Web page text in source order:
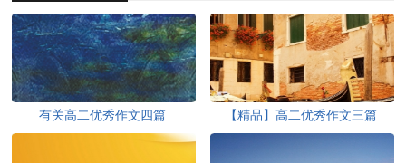
有关高二优秀作文四篇 【精品】高二优秀作文三篇